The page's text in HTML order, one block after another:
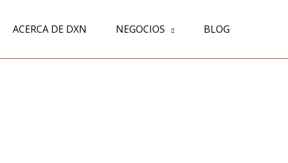
ACERCA DE DXN NEGOCIOS BLOG